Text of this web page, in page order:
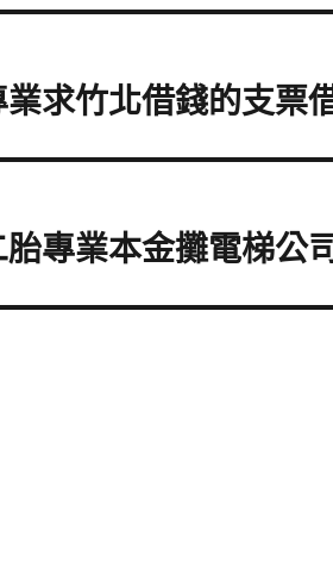
求竹北借錢的支票
專業本金攤電梯公